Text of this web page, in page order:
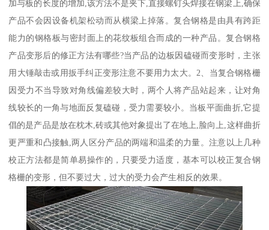
加与板的长度的增加,该方法不是夹下,直接螺钉头焊接在钢梁上,确保
产品不会因设备机架松动而从横梁上掉落。复合钢格是由具有跨距
能力的钢格板与密封面上的花纹板组合而成的一种产品。复合钢格
产品变形后的修正方法有哪些?当产品的边板因磕碰而变形时，主张
用大锤敲击或用扳手纠正变形注意不要用力太大。2、当复合钢格栅
因受力不当导致对角线偏差较大时，两个人将产品站起来，让对角
线较长的一角与地面反复磕碰，受力需要较小。当板平面曲折,它提
倡的是产品是放在枕木,砖或其他对象提出了在地上,脸向上,这样曲折
更严重和凸接触,两人区分产品的两端和温柔的力量。注意以上几种
校正方法都是简单易操作的，只要受力适度，基本可以校正复合钢
格栅的变形，但不要过大，过大的受力会产生相反的效果。